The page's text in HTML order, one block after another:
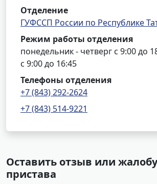
Отделение
ГУФССП России по Республике
Режим работы отделения
понедельник - четверг с 9:00 до
с 9:00 до 16:45
Телефоны отделения
+7 (843) 292-2624
+7 (843) 514-9221
Оставить отзыв или
пристава